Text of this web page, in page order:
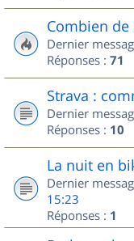
Combien
Dernier
Réponses : 71
Strava :
Dernier
Réponses : 10
La nuit en
Dernier
15:23
Réponses : 1